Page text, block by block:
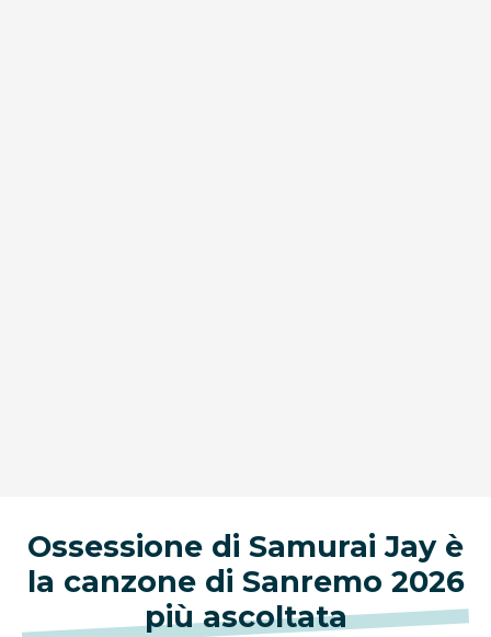
Ossessione di Samurai Jay è
la canzone di Sanremo 2026
più ascoltata